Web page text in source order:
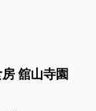
舘山寺園